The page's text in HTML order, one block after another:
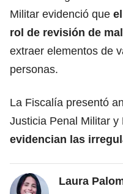
Militar evidenció que
rol de revisión de
extraer elementos de
personas.
La Fiscalía presentó
Justicia Penal Militar y
evidencian las
Laura